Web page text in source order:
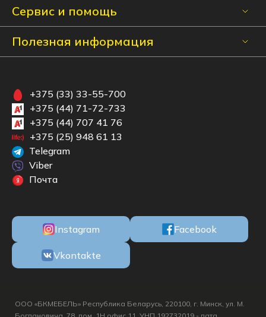
Сервис и помощь
Полезная информация
+375 (33) 33-55-700
+375 (44) 71-72-733
+375 (44) 707 41 76
+375 (25) 948 61 13
Telegram
Viber
Почта
Instagram Facebook
Vkontakte
ООО «БКМЕБЕЛЬ» Республика Беларусь, 220100, г. Минск, ул. М.